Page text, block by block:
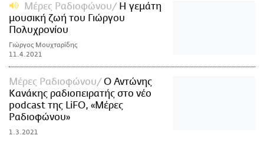
Μέρες Ραδιοφώνου
Η γεμάτη
μουσική ζωή του Γιώργου
Πολυχρονίου
Γιώργος Μουχταρίδης
11.4.2021
Μέρες Ραδιοφώνου
Ο Αντώνης
Κανάκης ραδιοπειρατής στο νέο
podcast της LiFO, «Μέρες
Ραδιοφώνου»
1.3.2021